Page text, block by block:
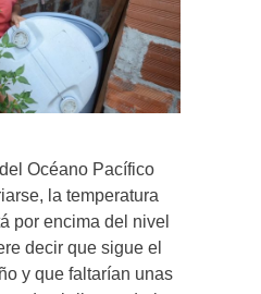
Océano Pacífico
la temperatura
por encima del nivel
decir que sigue el
y que faltarían unas